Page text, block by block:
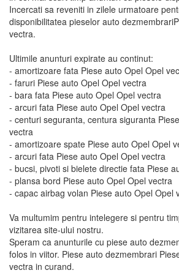
Incercati sa reveniti in zilele urmatoare
disponibilitatea pieselor auto
vectra.
Ultimile anunturi expirate au continut:
- amortizoare fata Piese auto Opel Opel
- faruri Piese auto Opel Opel vectra
- bara fata Piese auto Opel Opel vectra
- arcuri fata Piese auto Opel Opel vectra
- centuri seguranta, centura siguranta
vectra
- amortizoare spate Piese auto Opel Opel
- arcuri fata Piese auto Opel Opel vectra
- bucsi, pivoti si bielete directie fata Piese
- plansa bord Piese auto Opel Opel vectra
- capac airbag volan Piese auto Opel Opel
Va multumim pentru intelegere si pentru
vizitarea site-ului nostru.
Speram ca anunturile cu piese auto
folos in viitor. Piese auto dezmembrari
vectra in curand.